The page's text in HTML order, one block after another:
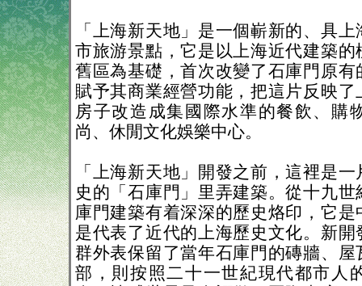
「上海新天地」是一個嶄新的、具
市旅游景點，它是以上海近代建築
舊區為基礎，首次改變了石庫門原
賦予其商業經營功能，把這片反映
房子改造成集國際水準的餐飲、購
尚、休閒文化娛樂中心。
「上海新天地」開發之前，這裡是
史的「石庫門」里弄建築。從十九
庫門建築有着深深的歷史烙印，它
是代表了近代的上海歷史文化。新
群外表保留了當年石庫門的磚牆、
部，則按照二十一世紀現代都市人